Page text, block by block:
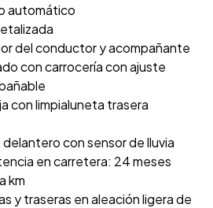
automático
del conductor y acompañante
con carrocería con ajuste
con limpialuneta trasera
delantero con sensor de lluvia
en carretera: 24 meses
km
y traseras en aleación ligera de